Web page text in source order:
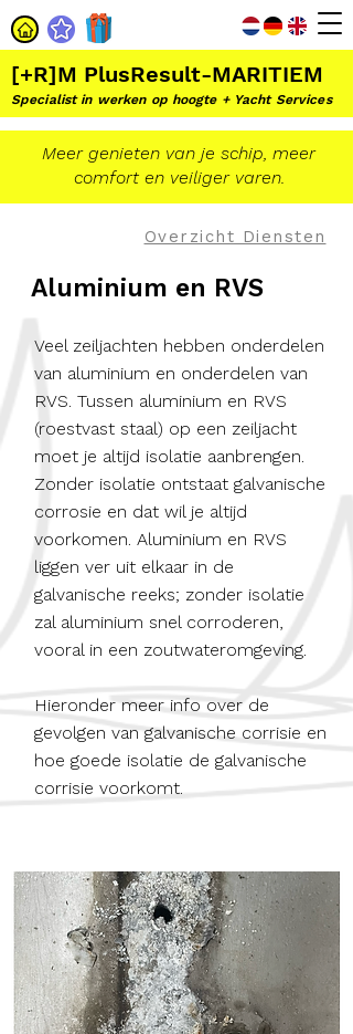
Meer genieten van je schip, meer
comfort en veiliger varen.
[+R]M PlusResult-MARITIEM
Specialist in werken op hoogte + Yacht Services
Overzicht Diensten
Aluminium en RVS
Veel zeiljachten hebben onderdelen
van aluminium en onderdelen van
RVS. Tussen aluminium en RVS
(roestvast staal) op een zeiljacht
moet je altijd isolatie aanbrengen.
Zonder isolatie ontstaat galvanische
corrosie en dat wil je altijd
voorkomen. Aluminium en RVS
liggen ver uit elkaar in de
galvanische reeks; zonder isolatie
zal aluminium snel corroderen,
vooral in een zoutwateromgeving.
Hieronder meer info over de
gevolgen van galvanische corrisie en
hoe goede isolatie de galvanische
corrisie voorkomt.